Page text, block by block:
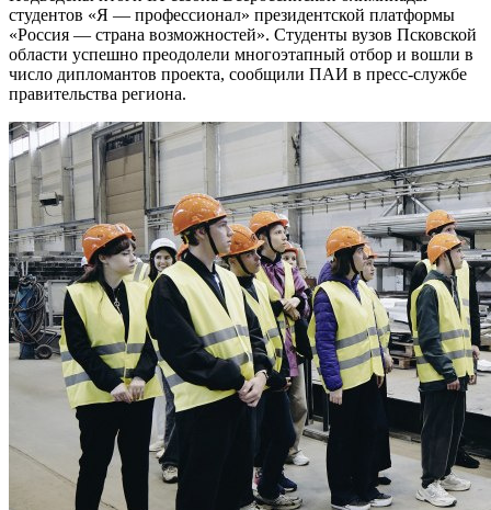
студентов «Я — профессионал» президентской платформы
«Россия — страна возможностей». Студенты вузов Псковской
области успешно преодолели многоэтапный отбор и вошли в
число дипломантов проекта, сообщили ПАИ в пресс-службе
правительства региона.